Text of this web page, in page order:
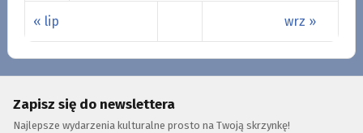
« lip wrz »
Zapisz się do newslettera
Najlepsze wydarzenia kulturalne prosto na Twoją skrzynkę!